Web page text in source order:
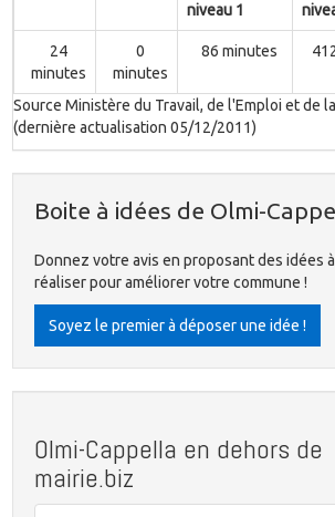
niveau 1
24
minutes
0
minutes
86 minutes
Source Ministère du Travail, de l'Emploi et de
(dernière actualisation 05/12/2011)
Boite à idées de Olmi-
Donnez votre avis en proposant des idées à
réaliser pour améliorer votre commune !
Soyez le premier à déposer une idée !
Olmi-Cappella en dehors de
mairie.biz